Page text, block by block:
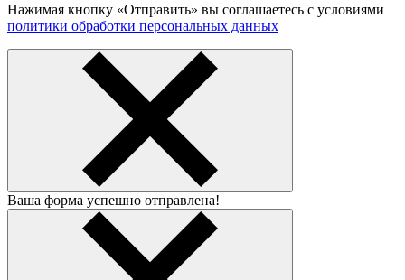
Нажимая кнопку «Отправить» вы соглашаетесь с условиями
политики обработки персональных данных
Ваша форма успешно отправлена!